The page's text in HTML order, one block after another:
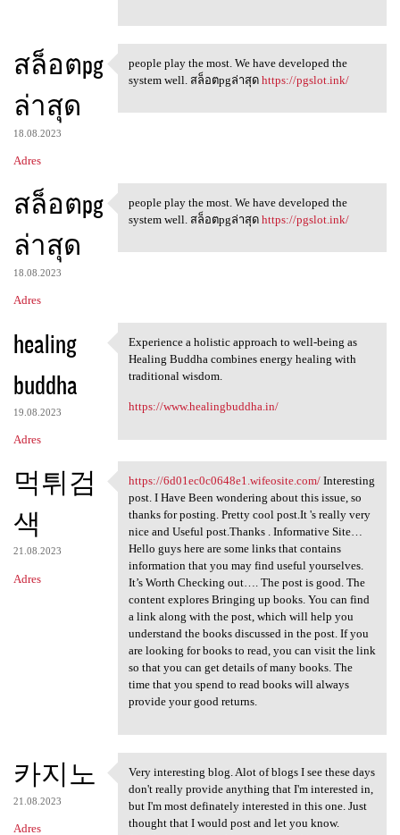
สล็อตpg
ล่าสุด
18.08.2023
Adres
people play the most. We have
people play the most. We have developed the
system well. สล็อตpgล่าสุด https://pgslot.ink/
สล็อตpg
ล่าสุด
18.08.2023
Adres
people play the most. We have
people play the most. We have developed the
system well. สล็อตpgล่าสุด https://pgslot.ink/
healing
buddha
19.08.2023
Adres
Experience a holistic
Experience a holistic approach to well-being as
Healing Buddha combines energy healing with
traditional wisdom.
https://www.healingbuddha.in/
먹튀검
색
21.08.2023
Adres
https://6d01ec0c0648e1
https://6d01ec0c0648e1.wifeosite.com/Interesting
post. I Have Been wondering about this issue, so
thanks for posting. Pretty cool post.It 's really very
nice and Useful post.Thanks . Informative Site…
Hello guys here are some links that contains
information that you may find useful yourselves.
It’s Worth Checking out…. The post is good. The
content explores Bringing up books. You can find
a link along with the post, which will help you
understand the books discussed in the post. If you
are looking for books to read, you can visit the link
so that you can get details of many books. The
time that you spend to read books will always
provide your good returns.
카지노
21.08.2023
Adres
Very interesting blog. Alot
Very interesting blog. Alot of blogs I see these days
don't really provide anything that I'm interested in,
but I'm most definately interested in this one. Just
thought that I would post and let you know.